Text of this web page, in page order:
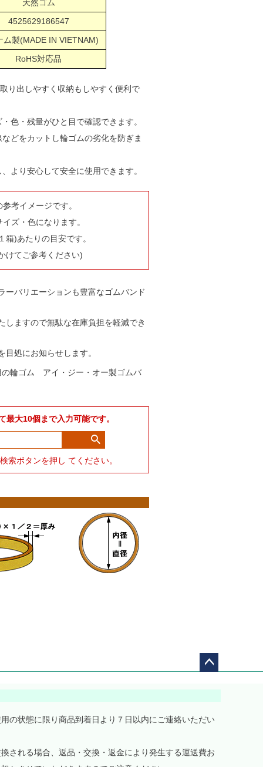
天然ゴム
4525629186547
ム製(MADE IN VIETNAM)
RoHS対応品
り出しやすく収納もしやすく便利で
色・残量がひと目で確認できます。
どをカットし輪ゴムの劣化を防ぎま
より安心して安全に使用できます。
考イメージです。
ズ・色になります。
)あたりの目安です。
けてご参考ください)
ーバリエーションも豊富なゴムバンド
ますので無駄な在庫負担を軽減でき
処にお知らせします。
の輪ゴム アイ・ジー・オー製ゴムバ
大10個まで入力可能です。
索ボタンを押し てください。
ジト
ップ
へ
の状態に限り商品到着日より７日以内にご連絡いただい
される場合、返品・交換・返金により発生する運送費お